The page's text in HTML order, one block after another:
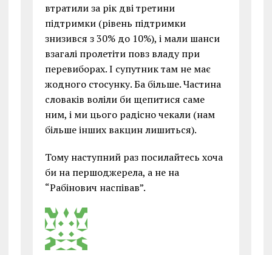
втратили за рік дві третини
підтримки (рівень підтримки
знизився з 30% до 10%), і мали шанси
взагалі пролетіти повз владу при
перевиборах. І супутник там не має
жодного стосунку. Ба більше. Частина
словаків воліли би щепитися саме
ним, і ми цього радісно чекали (нам
більше інших вакцин лишиться).
Тому наступний раз посилайтесь хоча
би на першоджерела, а не на
“Рабінович наспівав”.